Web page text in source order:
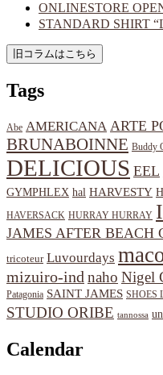
ONLINESTORE
STANDARD SHIRT
Tags
Abe AMERICANA ARTE
BRUNABOINNE Buddy
DELICIOUS EEL
GYMPHLEX hal HARVESTY
HAVERSACK HURRAY HURRAY
JAMES AFTER BEACH
tricoteur Luvourdays
mizuiro-ind naho Nigel
Patagonia SAINT JAMES SHOES
STUDIO ORIBE tannossa
Calendar